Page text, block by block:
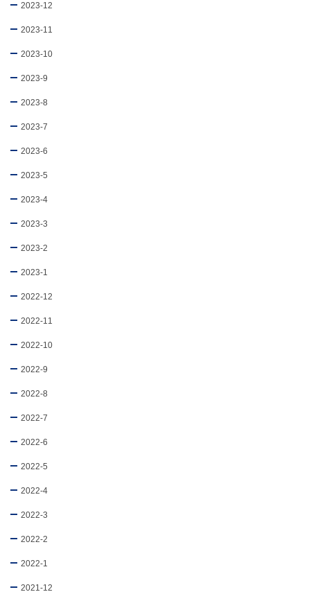
2023-12
2023-11
2023-10
2023-9
2023-8
2023-7
2023-6
2023-5
2023-4
2023-3
2023-2
2023-1
2022-12
2022-11
2022-10
2022-9
2022-8
2022-7
2022-6
2022-5
2022-4
2022-3
2022-2
2022-1
2021-12